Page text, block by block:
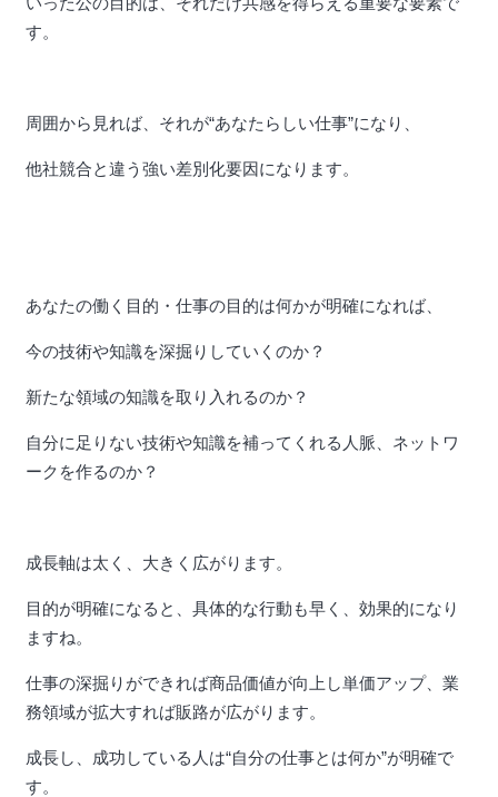
す。
周囲から見れば、それが“あなたらしい仕事”になり、
他社競合と違う強い差別化要因になります。
あなたの働く目的・仕事の目的は何かが明確になれば、
今の技術や知識を深掘りしていくのか？
新たな領域の知識を取り入れるのか？
自分に足りない技術や知識を補ってくれる人脈、ネットワ
ークを作るのか？
成長軸は太く、大きく広がります。
目的が明確になると、具体的な行動も早く、効果的になり
ますね。
仕事の深掘りができれば商品価値が向上し単価アップ、業
務領域が拡大すれば販路が広がります。
成長し、成功している人は“自分の仕事とは何か”が明確で
す。